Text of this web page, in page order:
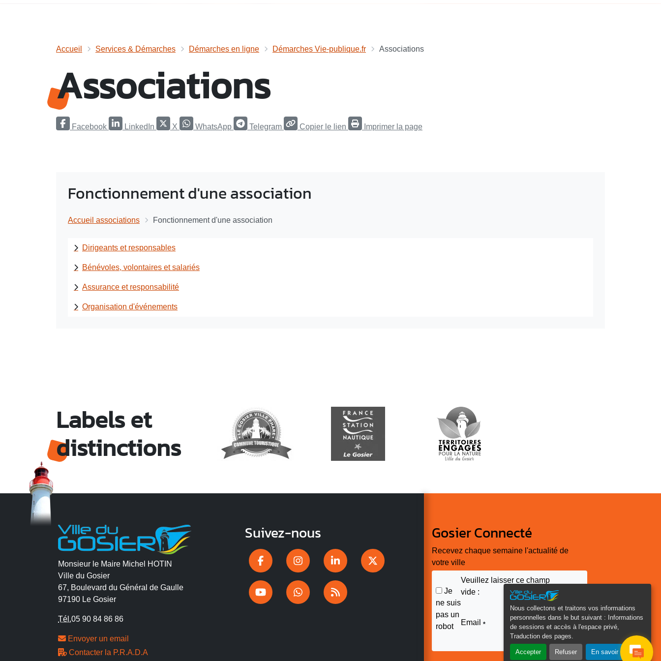
Nous collectons et traitons vos informations
personnelles dans le but suivant :
Informations
de sessions et accès à l'espace privé,
Traduction des pages
Accepter Refuser En savoir plus
Accueil Services & Démarches Démarches en ligne Démarches Vie-publique.fr Associations
Associations
Facebook LinkedIn X WhatsApp Telegram Copier le lien Imprimer la page
Fonctionnement d'une association
Accueil associations Fonctionnement d'une association
Dirigeants et responsables
Bénévoles, volontaires et salariés
Assurance et responsabilité
Organisation d'événements
Labels et
distinctions
Monsieur le Maire Michel HOTIN
Ville du Gosier
67, Boulevard du Général de Gaulle
97190 Le Gosier
Tél.05 90 84 86 86
Envoyer un email
Contacter la P.R.A.D.A
Suivez-nous Gosier Connecté
Recevez chaque semaine l'actualité de
votre ville
Je
ne suis
pas un
robot
Veuillez laisser ce champ
vide :
Email *